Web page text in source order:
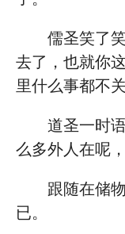
儒圣笑了
去了，也就你
里什么事都不
道圣一时
么多外人在呢
跟随在储
已。